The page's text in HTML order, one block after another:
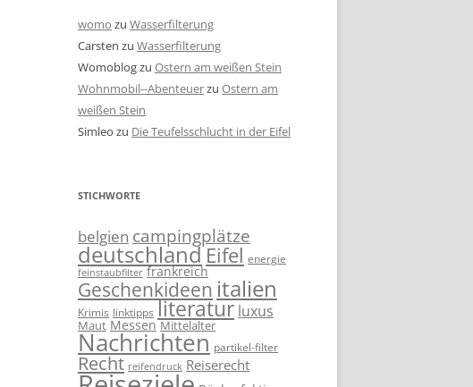
womo zu Wasserfilterung
Carsten zu Wasserfilterung
Womoblogzu Ostern am weißen Stein
Wohnmobil--Abenteuerzu Ostern am
weißen Stein
Simleo zu Die Teufelsschlucht in der Eifel
STICHWORTE
belgien campingplätze
deutschland Eifel energie
feinstaubfilter frankreich
Geschenkideen italien
Krimis linktipps literatur luxus
Maut Messen Mittelalter
Nachrichten partikel-filter
Recht reifendruck Reiserecht